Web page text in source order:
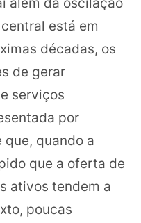
está em
décadas, os
de gerar
serviços
por
quando a
que a oferta de
ativos tendem a
poucas